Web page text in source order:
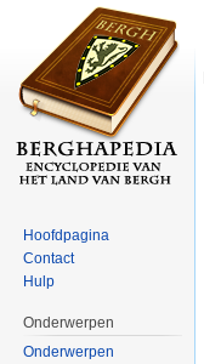
Hoofdpagina
Contact
Hulp
Onderwerpen
Onderwerpen